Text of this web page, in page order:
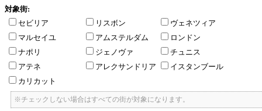
対象街:
セビリア
リスボン
ヴェネツィア
マルセイユ
アムステルダム
ロンドン
ナポリ
ジェノヴァ
チュニス
アテネ
アレクサンドリア
イスタンブール
カリカット
※チェックしない場合はすべての街が対象になります。